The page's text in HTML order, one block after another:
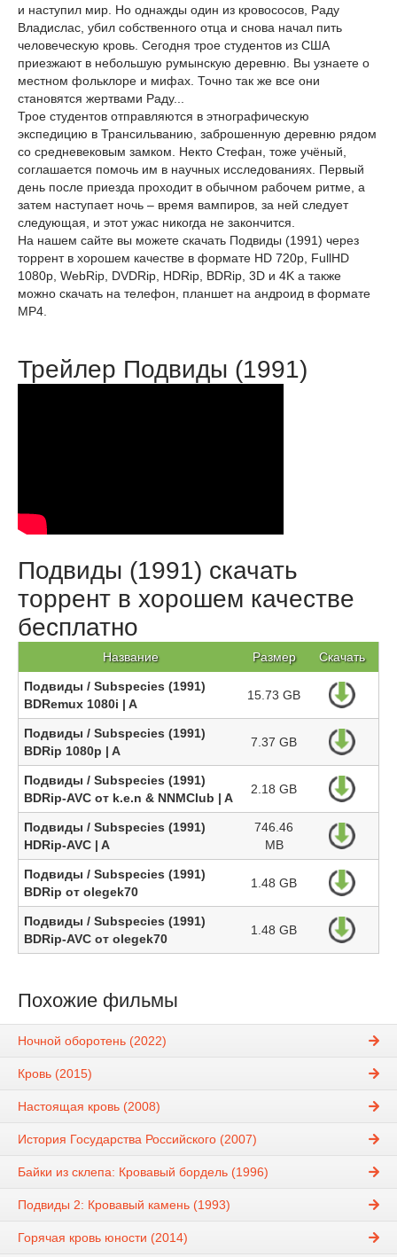
и наступил мир. Но однажды один из кровососов, Раду
Владислас, убил собственного отца и снова начал пить
человеческую кровь. Сегодня трое студентов из США
приезжают в небольшую румынскую деревню. Вы узнаете о
местном фольклоре и мифах. Точно так же все они
становятся жертвами Раду...
Трое студентов отправляются в этнографическую
экспедицию в Трансильванию, заброшенную деревню рядом
со средневековым замком. Некто Стефан, тоже учёный,
соглашается помочь им в научных исследованиях. Первый
день после приезда проходит в обычном рабочем ритме, а
затем наступает ночь – время вампиров, за ней следует
следующая, и этот ужас никогда не закончится.
На нашем сайте вы можете скачать Подвиды (1991) через
торрент в хорошем качестве в формате HD 720p, FullHD
1080p, WebRip, DVDRip, HDRip, BDRip, 3D и 4K а также
можно скачать на телефон, планшет на андроид в формате
MP4.
Трейлер Подвиды (1991)
Подвиды (1991) скачать
торрент в хорошем качестве
бесплатно
Название Размер Скачать
Подвиды / Subspecies (1991)
BDRemux 1080i | A
15.73 GB
Подвиды / Subspecies (1991)
BDRip 1080p | A
7.37 GB
Подвиды / Subspecies (1991)
BDRip-AVC от k.e.n & NNMClub | A
2.18 GB
Подвиды / Subspecies (1991)
HDRip-AVC | A
746.46
MB
Подвиды / Subspecies (1991)
BDRip от olegek70
1.48 GB
Подвиды / Subspecies (1991)
BDRip-AVC от olegek70
1.48 GB
Похожие фильмы
Ночной оборотень (2022)
Кровь (2015)
Настоящая кровь (2008)
История Государства Российского (2007)
Байки из склепа: Кровавый бордель (1996)
Подвиды 2: Кровавый камень (1993)
Горячая кровь юности (2014)